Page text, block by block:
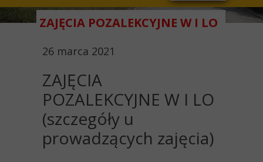
26 marca 2021
ZAJĘCIA POZALEKCYJNE W I LO
ZAJĘCIA
POZALEKCYJNE W I LO
(szczegóły u
prowadzących zajęcia)